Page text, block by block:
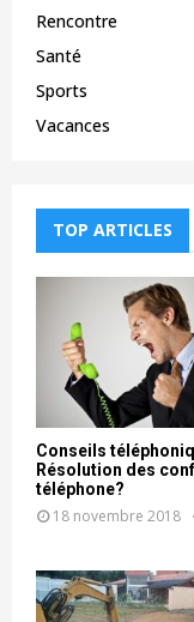
Rencontre
Santé
Sports
Vacances
TOP ARTICLES
Conseils
Résolution des
téléphone?
18 novembre 2018